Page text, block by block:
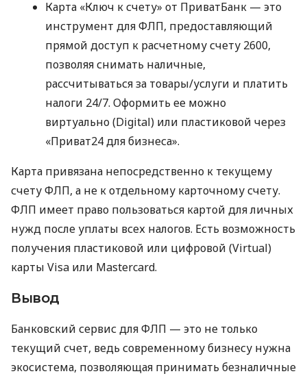
Карта «Ключ к счету» от ПриватБанк — это
инструмент для ФЛП, предоставляющий
прямой доступ к расчетному счету 2600,
позволяя снимать наличные,
рассчитываться за товары/услуги и платить
налоги 24/7. Оформить ее можно
виртуально (Digital) или пластиковой через
«Приват24 для бизнеса».
Карта привязана непосредственно к текущему
счету ФЛП, а не к отдельному карточному счету.
ФЛП имеет право пользоваться картой для личных
нужд после уплаты всех налогов. Есть возможность
получения пластиковой или цифровой (Virtual)
карты Visa или Mastercard.
Вывод
Банковский сервис для ФЛП — это не только
текущий счет, ведь современному бизнесу нужна
экосистема, позволяющая принимать безналичные